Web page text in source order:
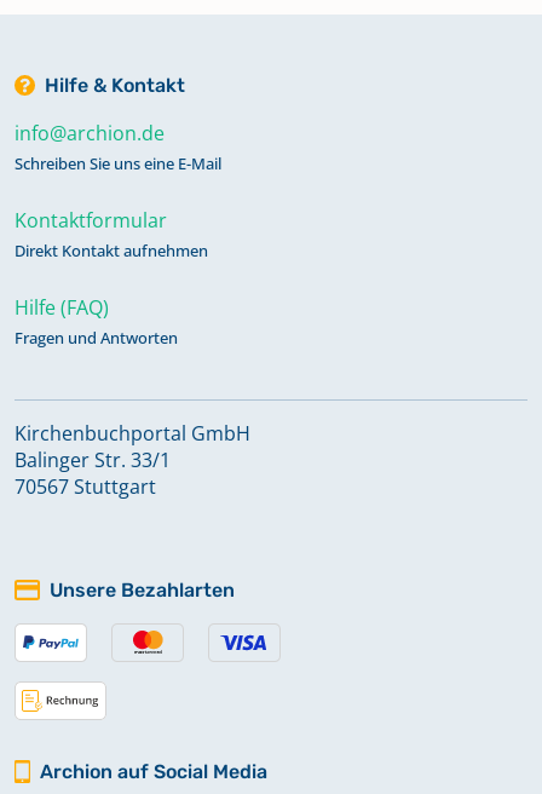
Hilfe & Kontakt
info@archion.de
Schreiben Sie uns eine E-Mail
Kontaktformular
Direkt Kontakt aufnehmen
Hilfe (FAQ)
Fragen und Antworten
Kirchenbuchportal GmbH
Balinger Str. 33/1
70567 Stuttgart
Unsere Bezahlarten
Archion auf Social Media